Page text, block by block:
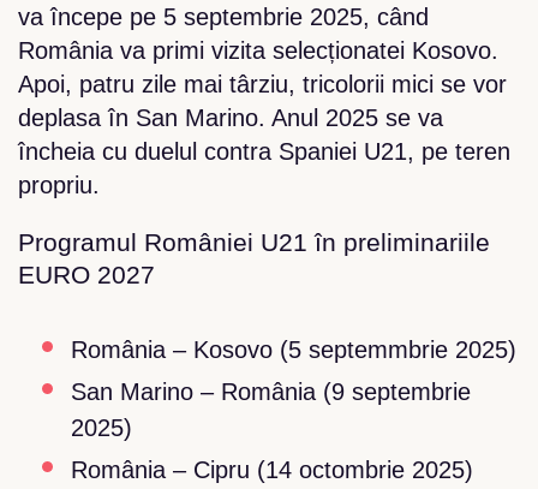
va începe pe 5 septembrie 2025, când
România va primi vizita selecționatei Kosovo.
Apoi, patru zile mai târziu, tricolorii mici se vor
deplasa în San Marino. Anul 2025 se va
încheia cu duelul contra Spaniei U21, pe teren
propriu.
Programul României U21 în preliminariile
EURO 2027
România – Kosovo (5 septemmbrie 2025)
San Marino – România (9 septembrie
2025)
România – Cipru (14 octombrie 2025)